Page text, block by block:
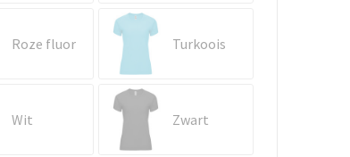
Roze fluor Turkoois
Wit Zwart